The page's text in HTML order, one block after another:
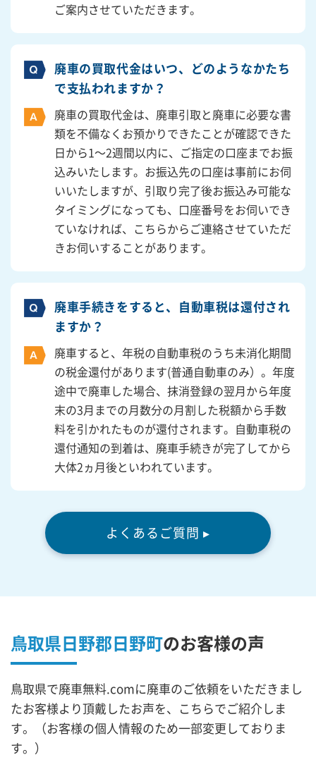
ご案内させていただきます。
廃車の買取代金はいつ、どのようなかたち
で支払われますか？
廃車の買取代金は、廃車引取と廃車に必要な書
類を不備なくお預かりできたことが確認できた
日から1～2週間以内に、ご指定の口座までお振
込みいたします。お振込先の口座は事前にお伺
いいたしますが、引取り完了後お振込み可能な
タイミングになっても、口座番号をお伺いでき
ていなければ、こちらからご連絡させていただ
きお伺いすることがあります。
廃車手続きをすると、自動車税は還付され
ますか？
廃車すると、年税の自動車税のうち未消化期間
の税金還付があります(普通自動車のみ）。年度
途中で廃車した場合、抹消登録の翌月から年度
末の3月までの月数分の月割した税額から手数
料を引かれたものが還付されます。自動車税の
還付通知の到着は、廃車手続きが完了してから
大体2ヵ月後といわれています。
よくあるご質問 ▸
鳥取県日野郡日野町のお客様の声
鳥取県で廃車無料.comに廃車のご依頼をいただきまし
たお客様より頂戴したお声を、こちらでご紹介しま
す。（お客様の個人情報のため一部変更しておりま
す。）